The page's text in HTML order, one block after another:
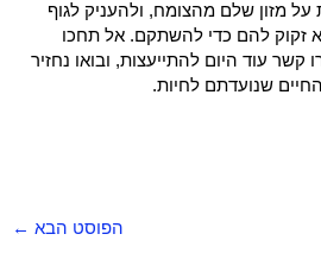
מזון שלם מהצומח, ולהעניק לגוף
זקוק להם כדי להשתקם. אל תחכו
עוד היום להתייעצות, ובואו נחזיר
שנועדתם לחיות.
הפוסט הבא ←